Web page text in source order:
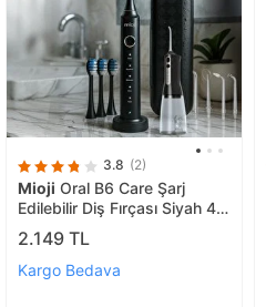
3.8 (2)
Mioji Oral B6 Care Şarj
Edilebilir Diş Fırçası Siyah 4
Fırça Başlık + Şarjlı Su Diş
Temizleyici
2.149 TL
Kargo Bedava